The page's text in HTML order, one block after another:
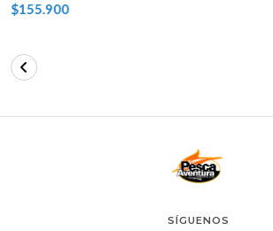
$112.900
SÍGUENOS